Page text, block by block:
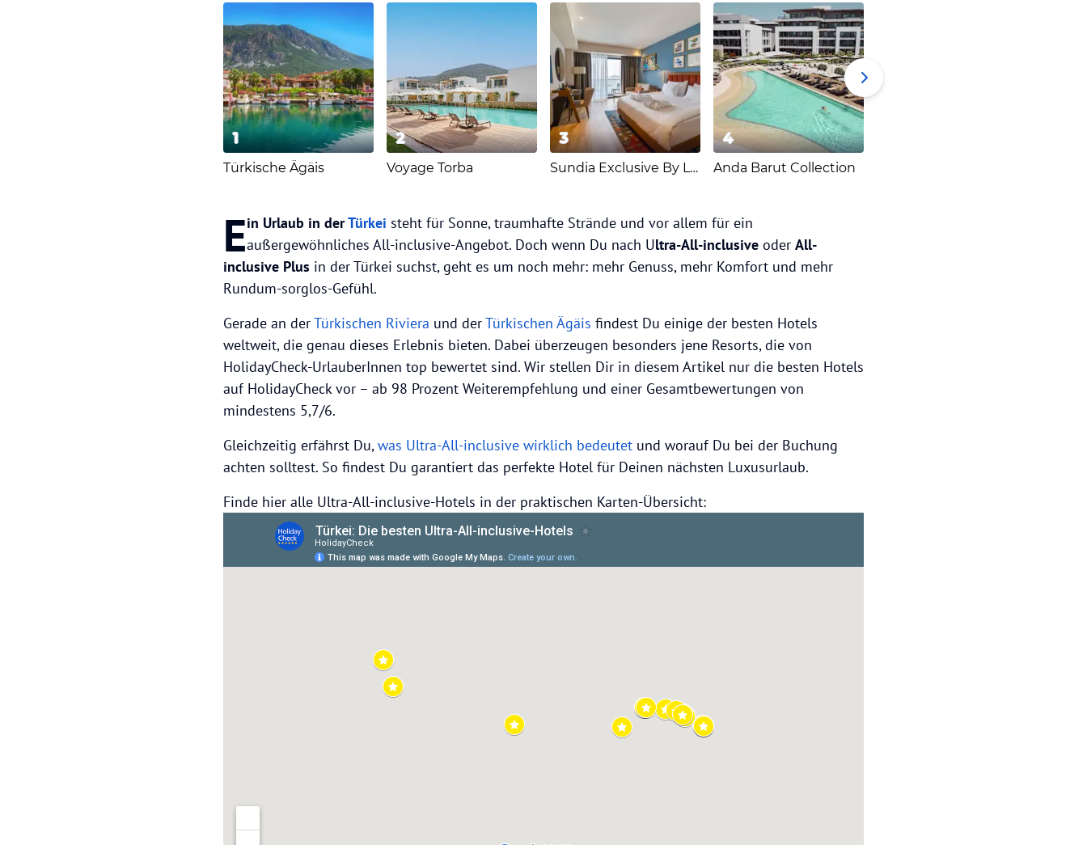
1
Türkische Ägäis
2
⁠Voyage Torba
3
⁠Sundia Exclusive By Liberty Fethiye
4
⁠Anda Barut Collection
Ein Urlaub in derTürkei steht für Sonne, traumhafte Strände und vor allem für ein
außergewöhnliches All-inclusive-Angebot. Doch wenn Du nach Ultra-All-inclusive oder All-
inclusive Plus in der Türkei suchst, geht es um noch mehr: mehr Genuss, mehr Komfort und mehr
Rundum-sorglos-Gefühl.
Gerade an derTürkischen Riviera und derTürkischen Ägäis findest Du einige der besten Hotels
weltweit, die genau dieses Erlebnis bieten. Dabei überzeugen besonders jene Resorts, die von
HolidayCheck-UrlauberInnen top bewertet sind. Wir stellen Dir in diesem Artikel nur die besten Hotels
auf HolidayCheck vor – ab 98 Prozent Weiterempfehlung und einer Gesamtbewertungen von
mindestens 5,7/6.
Gleichzeitig erfährst Du,was Ultra-All-inclusive wirklich bedeutet und worauf Du bei der Buchung
achten solltest. So findest Du garantiert das perfekte Hotel für Deinen nächsten Luxusurlaub.
Finde hier alle Ultra-All-inclusive-Hotels in der praktischen Karten-Übersicht: